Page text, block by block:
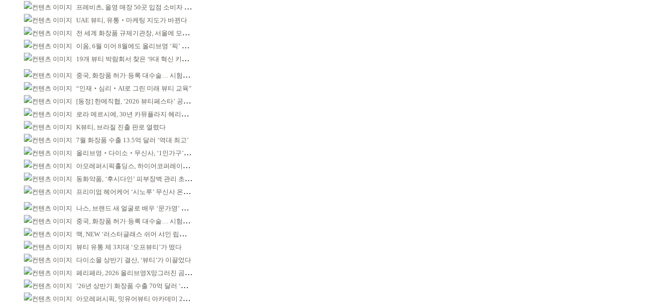
프레비츠, 올영 매장 50곳 입점 소비자 접점 강화
UAE 뷰티, 유통‧마케팅 지도가 바뀐다
전 세계 화장품 규제기관장, 서울에 모인다
이옴, 6월 이어 8월에도 올리브영 ‘픽’ 선정
19개 뷰티 박람회서 찾은 ‘9대 혁신 키워드’
중국, 화장품 허가·등록 대수술… 시험자료 공용 허용
“인재‧심리‧AI로 그린 미래 뷰티 교육”
[동정] 한메직협, ‘2026 뷰티페스타’ 공동 주최
로라 메르시에, 30년 카뮤플라지 헤리티지 담아
K뷰티, 브라질 진출 판로 열렸다
7월 화장품 수출 13.5억 달러 ‘역대 최고’
올리브영‧다이소‧무신사, ‘1인가구’가 이끈다
아모레퍼시픽홀딩스, 하이어코퍼레이션과 투자계약
동화약품, ‘후시다인’ 피부장벽 관리 초점 ‘리브랜딩’
프리미엄 헤어케어 ‘시노루’ 무신사 온라인 입점
나스, 브랜드 새 얼굴로 배우 ‘문가영’ 발탁
중국, 화장품 허가·등록 대수술… 시험자료 공용 허용
맥, NEW ‘러스터글래스 쉬어 샤인 립스틱’ 출시
뷰티 유통 제 3지대 ‘오프뷰티’가 떴다
다이소몰 상반기 결산, ‘뷰티’가 이끌었다
페리페라, 2026 올리브영X망그러진 곰 콜라보
’26년 상반기 화장품 수출 70억 달러 ‘역대 최고’
아모레퍼시픽, 밋유어뷰티 아카데미 2기 발대식